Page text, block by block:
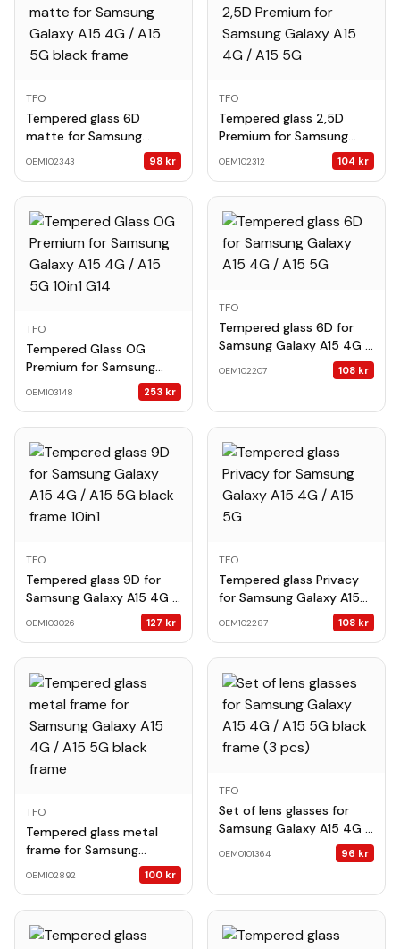
TFO
Tempered glass 6D
matte for Samsung
Galaxy A15 4G / A15 5G
OEM102343 98 kr
TFO
Tempered glass 2,5D
Premium for Samsung
Galaxy A15 4G / A15 5G
OEM102312 104 kr
TFO
Tempered Glass OG
Premium for Samsung
Galaxy A15 4G / A15 5G
OEM103148 253 kr
TFO
Tempered glass 6D for
Samsung Galaxy A15 4G /
OEM102207 108 kr
TFO
Tempered glass 9D for
Samsung Galaxy A15 4G /
A15 5G black frame 10in1
OEM103026 127 kr
TFO
Tempered glass Privacy
for Samsung Galaxy A15
OEM102287 108 kr
TFO
Tempered glass metal
frame for Samsung
Galaxy A15 4G / A15 5G
OEM102892 100 kr
TFO
Set of lens glasses for
Samsung Galaxy A15 4G /
A15 5G black frame (3
OEM0101364 96 kr